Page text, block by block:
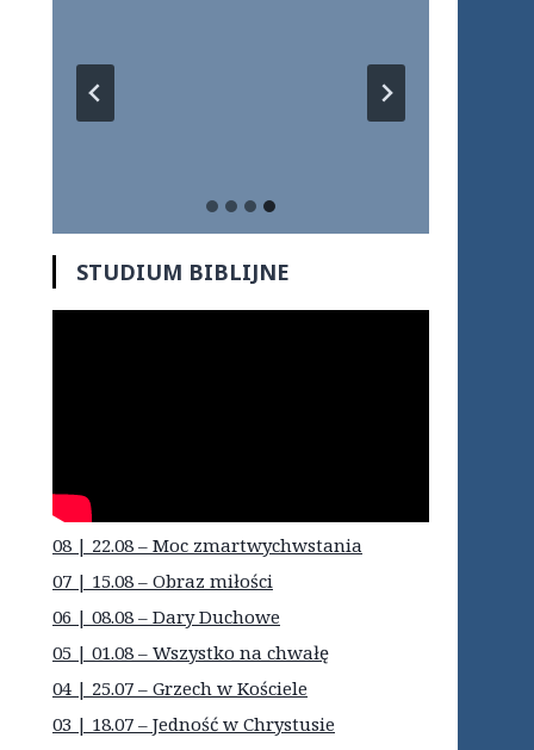
STUDIUM BIBLIJNE
08 | 22.08 – Moc zmartwychwstania
07 | 15.08 – Obraz miłości
06 | 08.08 – Dary Duchowe
05 | 01.08 – Wszystko na chwałę
04 | 25.07 – Grzech w Kościele
03 | 18.07 – Jedność w Chrystusie